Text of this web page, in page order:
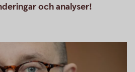
och analyser!